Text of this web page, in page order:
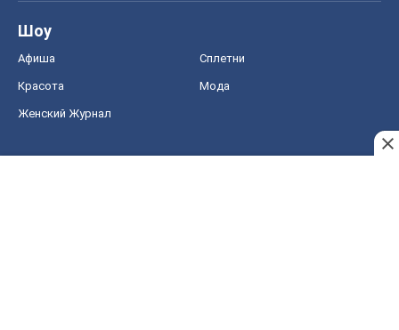
Шоу
Афиша Сплетни
Красота Мода
Женский Журнал